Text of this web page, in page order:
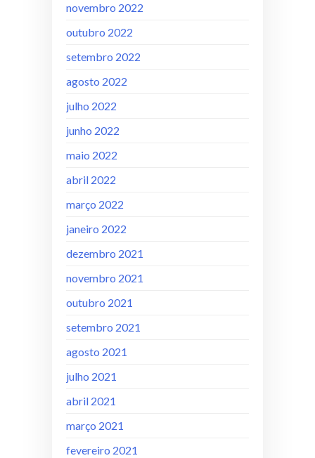
novembro 2022
outubro 2022
setembro 2022
agosto 2022
julho 2022
junho 2022
maio 2022
abril 2022
março 2022
janeiro 2022
dezembro 2021
novembro 2021
outubro 2021
setembro 2021
agosto 2021
julho 2021
abril 2021
março 2021
fevereiro 2021